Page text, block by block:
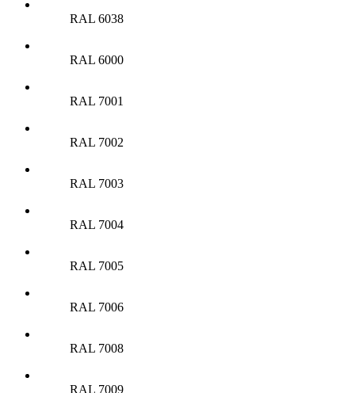
RAL 6038
RAL 6000
RAL 7001
RAL 7002
RAL 7003
RAL 7004
RAL 7005
RAL 7006
RAL 7008
RAL 7009